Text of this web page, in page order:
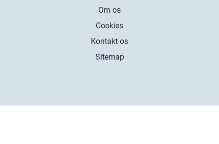
Om os
Cookies
Kontakt os
Sitemap